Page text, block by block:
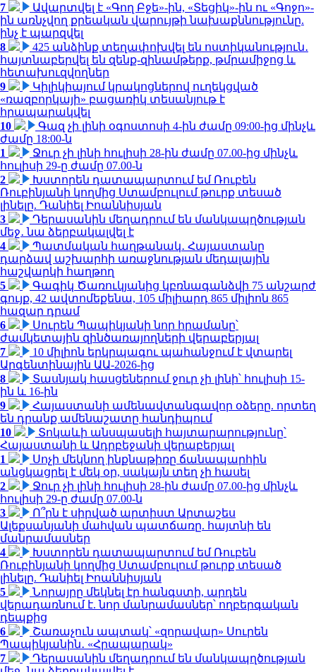
7
Ավարտվել է «Գող Բջե»-ին, «Տեցիկ»-ին ու «Գոջո»-
ին առնչվող քրեական վարույթի նախաքննությունը.
ինչ է պարզվել
8
425 անձինք տեղափոխվել են ոստիկանություն․
հայտնաբերվել են զենք-զինամթերք, թմրամիջոց և
հետախուզվողներ
9
Կիլիկիայում կրակոցներով ուղեկցված
«ռազբորկայի» բացառիկ տեսանյութ է
հրապարակվել
10
Գազ չի լինի օգոստոսի 4-ին ժամը 09:00-ից մինչև
ժամը 18:00-ն
1
Ջուր չի լինի հուլիսի 28-ին ժամը 07.00-ից մինչև
հուլիսի 29-ը ժամը 07.00-ն
2
Խստորեն դատապարտում եմ Ռուբեն
Ռուբինյանի կողմից Ստամբուլում թուրք տեսած
լինելը. Դանիել Իոաննիսյան
3
Դերասանին մեղադրում են մանկապղծության
մեջ․ նա ձերբակալվել է
4
Պատմական հաղթանակ․ Հայաստանը
դարձավ աշխարհի առաջնության մեդալային
հաշվարկի հաղթող
5
Գագիկ Ծառուկյանից կբռնագանձվի 75 անշարժ
գույք, 42 ավտոմեքենա, 105 միլիարդ 865 միլիոն 865
հազար դրամ
6
Սուրեն Պապիկյանի նոր հրամանը՝
ժամկետային զինծառայողների վերաբերյալ
7
10 միլիոն երկրպագու պահանջում է վտարել
Արգենտինային ԱԱ-2026-ից
8
Տասնյակ հասցեներում ջուր չի լինի՝ հուլիսի 15-
ին և 16-ին
9
Հայաստանի ամենավտանգավոր օձերը. որտեղ
են դրանք ամենաշատը հանդիպում
10
Տոկաևի անսպասելի հայտարարությունը՝
Հայաստանի և Ադրբեջանի վերաբերյալ
1
Սոչի մեկնող ինքնաթիռը ճանապարհին
անցկացրել է մեկ օր, սակայն տեղ չի հասել
2
Ջուր չի լինի հուլիսի 28-ին ժամը 07.00-ից մինչև
հուլիսի 29-ը ժամը 07.00-ն
3
Ո՞րն է սիրված արտիստ Արտաշես
Ալեքսանյանի մահվան պատճառը. հայտնի են
մանրամասներ
4
Խստորեն դատապարտում եմ Ռուբեն
Ռուբինյանի կողմից Ստամբուլում թուրք տեսած
լինելը. Դանիել Իոաննիսյան
5
Նորայրը մեկնել էր հանգստի, արդեն
վերադառնում է. նոր մանրամասներ՝ ողբերգական
դեպքից
6
Շառաչուն ապտակ՝ «զորավար» Սուրեն
Պապիկյանին․ «Հրապարակ»
7
Դերասանին մեղադրում են մանկապղծության